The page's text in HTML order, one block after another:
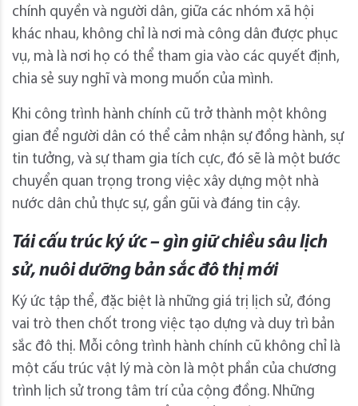
chính quyền và người dân, giữa các nhóm xã hội
khác nhau, không chỉ là nơi mà công dân được phục
vụ, mà là nơi họ có thể tham gia vào các quyết định,
chia sẻ suy nghĩ và mong muốn của mình.
Khi công trình hành chính cũ trở thành một không
gian để người dân có thể cảm nhận sự đồng hành, sự
tin tưởng, và sự tham gia tích cực, đó sẽ là một bước
chuyển quan trọng trong việc xây dựng một nhà
nước dân chủ thực sự, gần gũi và đáng tin cậy.
Tái cấu trúc ký ức – gìn giữ chiều sâu lịch
sử, nuôi dưỡng bản sắc đô thị mới
Ký ức tập thể, đặc biệt là những giá trị lịch sử, đóng
vai trò then chốt trong việc tạo dựng và duy trì bản
sắc đô thị. Mỗi công trình hành chính cũ không chỉ là
một cấu trúc vật lý mà còn là một phần của chương
trình lịch sử trong tâm trí của cộng đồng. Những